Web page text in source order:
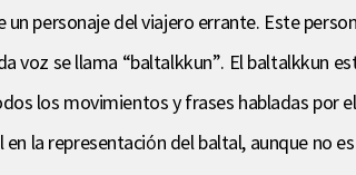
personaje del viajero errante. Este
voz se llama “baltalkkun”. El baltalkkun
los movimientos y frases habladas
la representación del baltal, aunque no